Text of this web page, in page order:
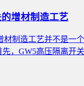
增材制造工艺
材制造工艺并不是一
，GW5高压隔离开